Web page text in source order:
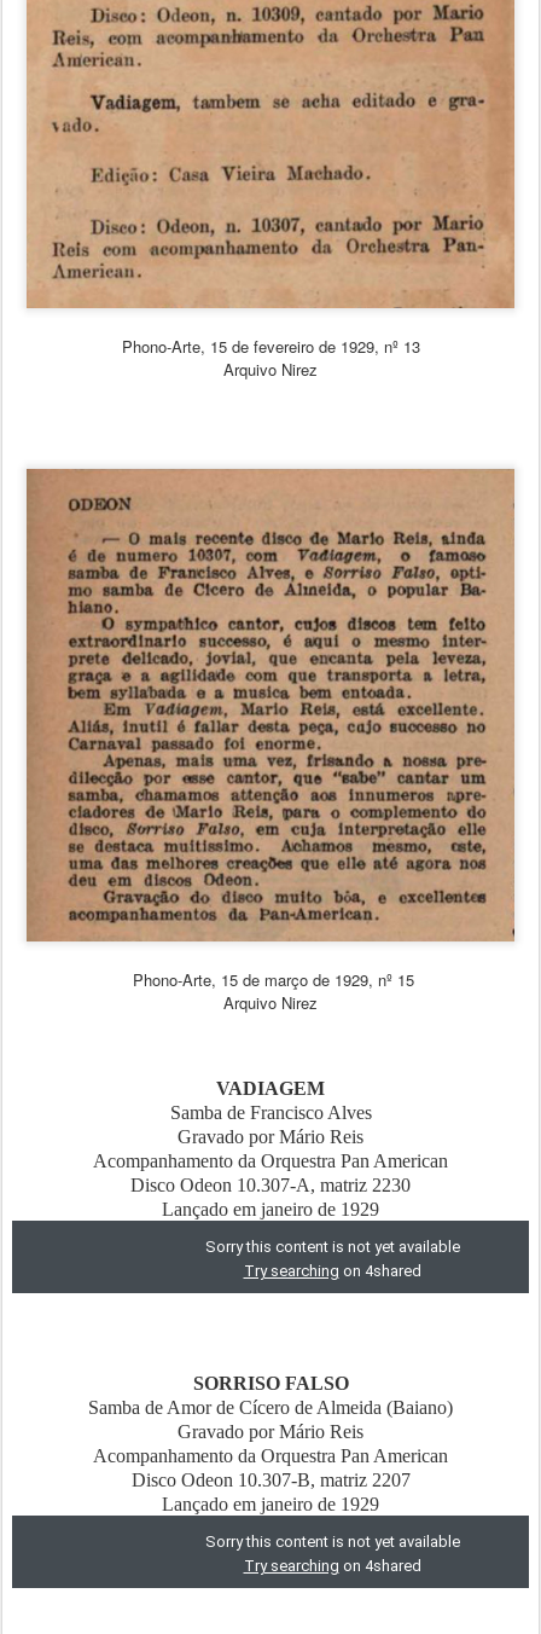
Phono-Arte, 15 de fevereiro de 1929, nº 13
Arquivo Nirez
Phono-Arte, 15 de março de 1929, nº 15
Arquivo Nirez
VADIAGEM
Samba de Francisco Alves
Gravado por Mário Reis
Acompanhamento da Orquestra Pan American
Disco Odeon 10.307-A, matriz 2230
Lançado em janeiro de 1929
SORRISO FALSO
Samba de Amor de Cícero de Almeida (Baiano)
Gravado por Mário Reis
Acompanhamento da Orquestra Pan American
Disco Odeon 10.307-B, matriz 2207
Lançado em janeiro de 1929